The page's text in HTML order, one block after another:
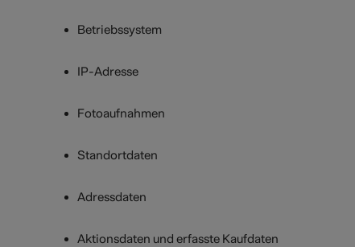
Betriebssystem
IP-Adresse
Fotoaufnahmen
Standortdaten
Adressdaten
Aktionsdaten und erfasste Kaufdaten